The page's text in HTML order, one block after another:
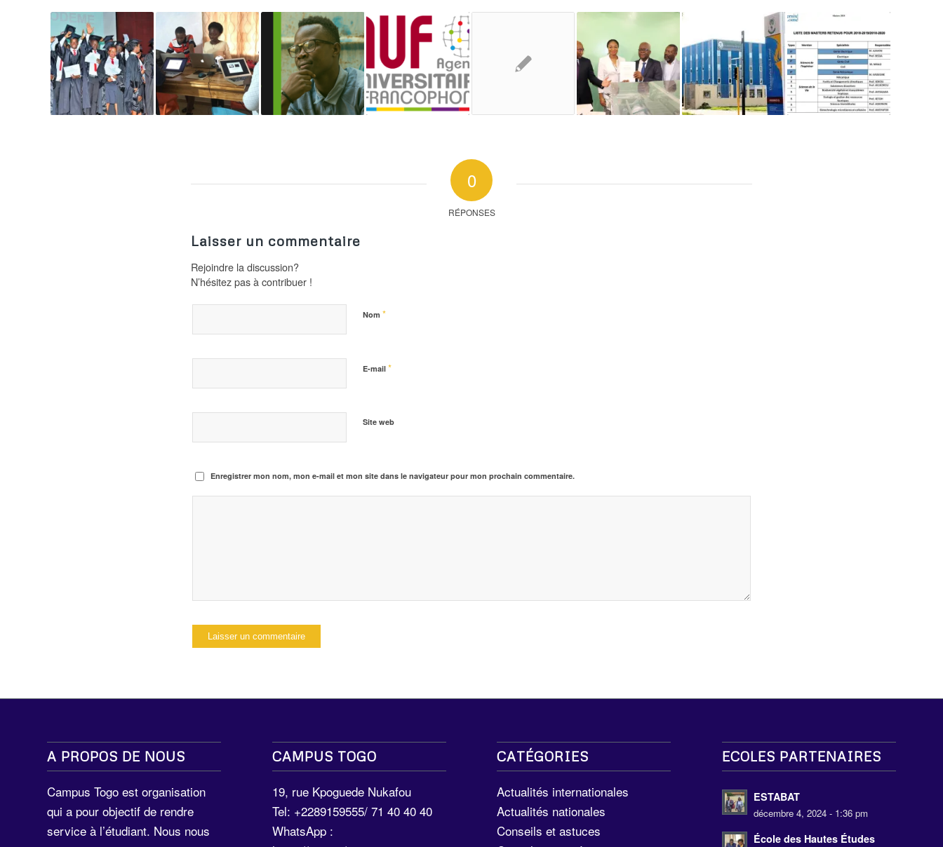
0
RÉPONSES
Laisser un commentaire
Rejoindre la discussion?
N’hésitez pas à contribuer !
Nom *
E-mail *
Site web
Enregistrer mon nom, mon e-mail et mon site dans le navigateur pour mon prochain commentaire.
A PROPOS DE NOUS
Campus Togo est organisation
qui a pour objectif de rendre
service à l’étudiant. Nous nous
CAMPUS TOGO
19, rue Kpoguede Nukafou
Tel: +2289159555/ 71 40 40 40
WhatsApp :
CATÉGORIES
Actualités internationales
Actualités nationales
Conseils et astuces
ECOLES PARTENAIRES
ESTABAT
décembre 4, 2024 - 1:36 pm
École des Hautes Études